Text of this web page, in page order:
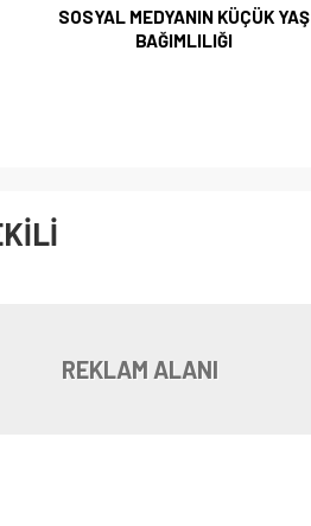
SOSYAL MEDYANIN KÜÇÜK YAŞ
BAĞIMLILIĞI
REKLAM ALANI